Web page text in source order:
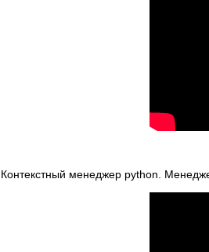
Контекстный менеджер python.